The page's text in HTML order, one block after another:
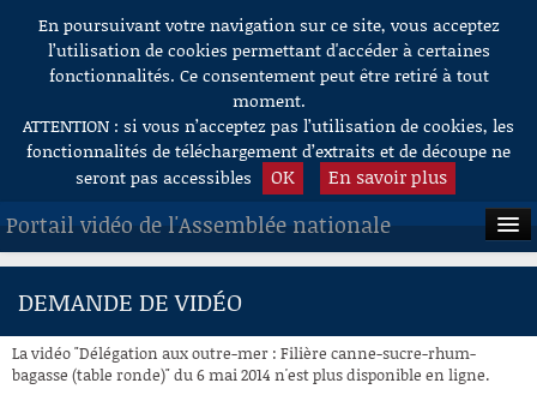
Aller au contenu
En poursuivant votre navigation sur ce site, vous acceptez
l’utilisation de cookies permettant d'accéder à certaines
fonctionnalités. Ce consentement peut être retiré à tout
moment.
ATTENTION : si vous n’acceptez pas l’utilisation de cookies, les
fonctionnalités de téléchargement d’extraits et de découpe ne
seront pas accessibles
OK En savoir plus
Portail vidéo de l'Assemblée nationale
ACCUEIL
À LA DEMANDE
DEMANDE DE VIDÉO
La vidéo "Délégation aux outre-mer : Filière canne-sucre-rhum-
bagasse (table ronde)" du 6 mai 2014 n'est plus disponible en ligne.